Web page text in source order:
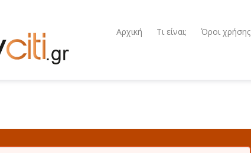
Αρχική Τι είναι; Όροι χρήσης